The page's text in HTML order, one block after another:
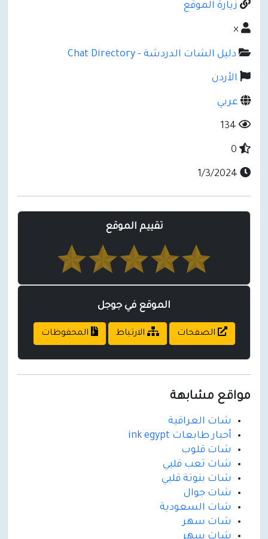
زيارة الموقع
×
دليل الشات الدردشة - Chat Directory
الأردن
عربي
تقييم الموقع
الموقع في جوجل
الصفحات الارتباط المحفوظات
مواقع مشابهة
شات العراقية
أحبار طابعات ink egypt
شات قلوب
شات تعب قلبي
شات بنوتة قلبي
شات جوال
شات السعودية
شات سهر
شات سهر